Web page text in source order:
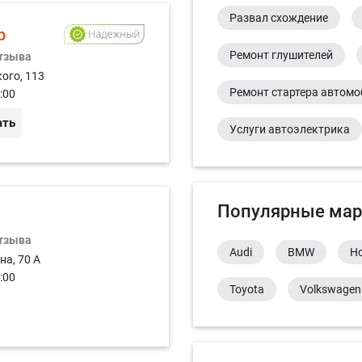
113
70 А
Развал схождение
Ремонт глушителей
Ремонт стартера
Услуги автоэлектрика
Популярные
Audi BMW
Toyota Volkswagen